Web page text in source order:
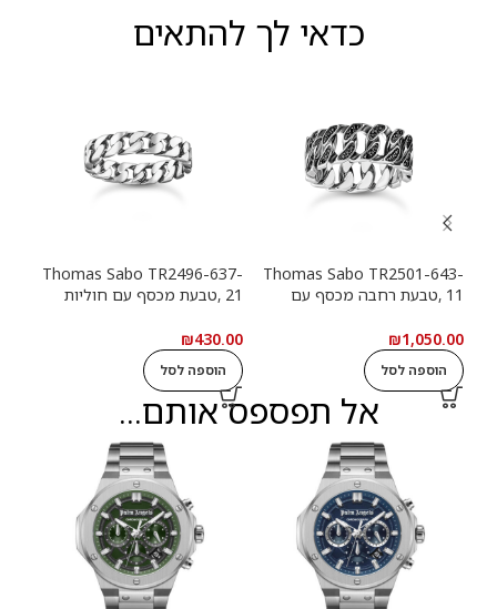
כדאי לך להתאים
Thomas Sabo TR2501-643-
11 ,טבעת רחבה מכסף עם
₪1,050.00
הוספה לסל
Thomas Sabo TR2496-637-
21 ,טבעת מכסף עם חוליות
₪430.00
הוספה לסל
אל תפספס אותם...